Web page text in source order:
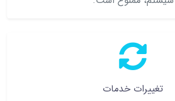
تغییرات خدمات